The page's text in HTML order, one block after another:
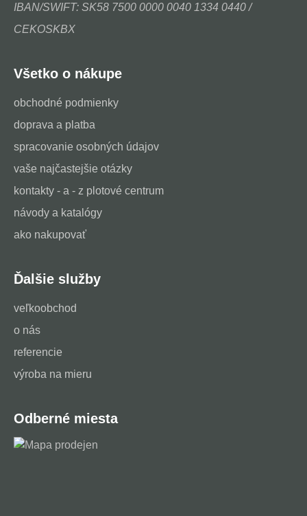
IBAN/SWIFT: SK58 7500 0000 0040 1334 0440 /
CEKOSKBX
Všetko o nákupe
obchodné podmienky
doprava a platba
spracovanie osobných údajov
vaše najčastejšie otázky
kontakty - a - z plotové centrum
návody a katalógy
ako nakupovať
Ďalšie služby
veľkoobchod
o nás
referencie
výroba na mieru
Odberné miesta